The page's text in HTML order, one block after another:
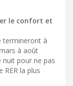
le confort et
termineront à
à août
nuit pour ne pas
la plus